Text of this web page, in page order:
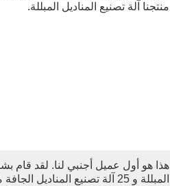
منتجنا آلة تصنيع المناديل المبللة.